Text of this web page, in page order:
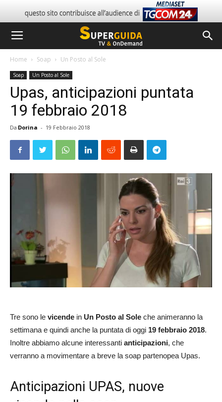
Home Soap Un Posto al Sole
Soap Un Posto al Sole
Upas, anticipazioni puntata
19 febbraio 2018
Da Dorina - 19 Febbraio 2018
Tre sono le vicende in Un Posto al Sole che animeranno la
settimana e quindi anche la puntata di oggi 19 febbraio 2018.
Inoltre abbiamo alcune interessanti anticipazioni, che
verranno a movimentare a breve la soap partenopea Upas.
Anticipazioni UPAS, nuove